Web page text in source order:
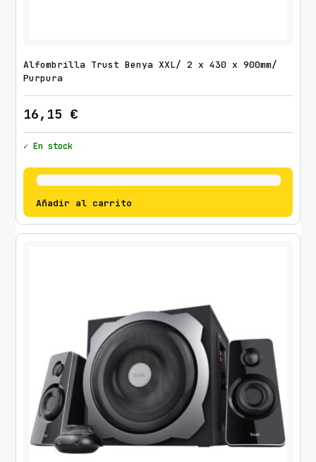
Alfombrilla Trust Benya XXL/ 2 x 430 x 900mm/
Purpura
16,15 €
✓ En stock
Añadir al carrito